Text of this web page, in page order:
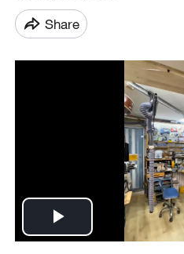
Share
Play